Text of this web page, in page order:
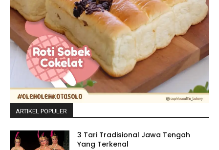
ARTIKEL POPULER
3 Tari Tradisional Jawa Tengah
Yang Terkenal